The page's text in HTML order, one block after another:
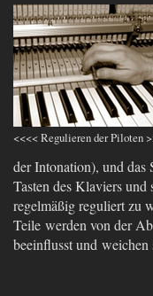
<<<< Regulieren der Piloten
der Intonation), und
Tasten des Klaviers
regelmäßig reguliert zu
Teile werden von der
beeinflusst und weichen